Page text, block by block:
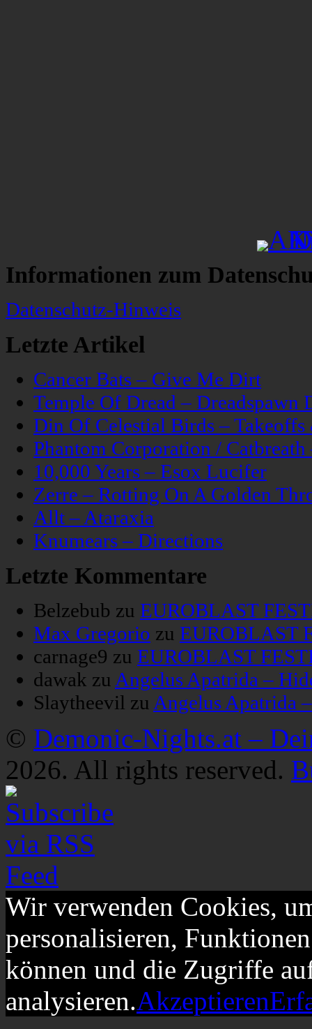
Informationen zum
Datenschutz-Hinweis
Letzte Artikel
Cancer Bats – Give Me Dirt
Temple Of Dread – Dreadspawn
Din Of Celestial Birds –
Phantom Corporation /
10,000 Years – Esox Lucifer
Zerre – Rotting On A Golden
Allt – Ataraxia
Knumears – Directions
Letzte Kommentare
Belzebub zu EUROBLAST
Max Gregorio zu EUROBLAST
carnage9 zu EUROBLAST
dawak zuAngelus Apatrida –
Slaytheevil zuAngelus Apatrida
© Demonic-Nights.at –
2026. All rights reserved.
Wir verwenden Cookies,
personalisieren,
können und die Zugriffe
analysieren.Akzeptieren